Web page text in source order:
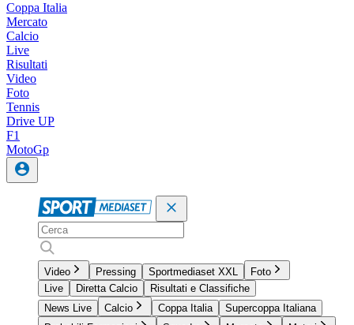
Coppa Italia
Mercato
Calcio
Live
Risultati
Video
Foto
Tennis
Drive UP
F1
MotoGp
Video Pressing Sportmediaset XXL
Foto
Live
Diretta Calcio
Risultati e Classifiche
News Live
Calcio Coppa Italia
Supercoppa Italiana